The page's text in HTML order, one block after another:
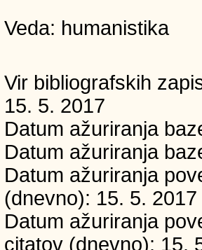
Veda: humanistika
Vir bibliografskih
15. 5. 2017
Datum ažuriranja
Datum ažuriranja
Datum ažuriranja
(dnevno): 15. 5. 2017
Datum ažuriranja
citatov (dnevno): 15.